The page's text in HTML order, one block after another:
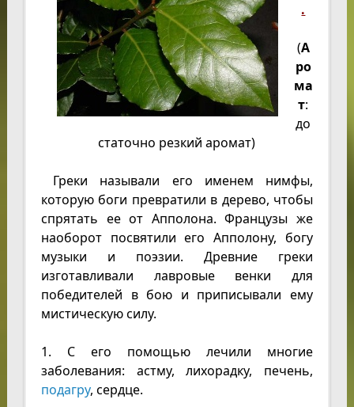
.
(А
ро
ма
т:
до
статочно резкий аромат)
Греки называли его именем нимфы,
которую боги превратили в дерево, чтобы
спрятать ее от Апполона. Французы же
наоборот посвятили его Апполону, богу
музыки и поэзии. Древние греки
изготавливали лавровые венки для
победителей в бою и приписывали ему
мистическую силу.
1. С его помощью лечили многие
заболевания: астму, лихорадку, печень,
подагру, сердце.